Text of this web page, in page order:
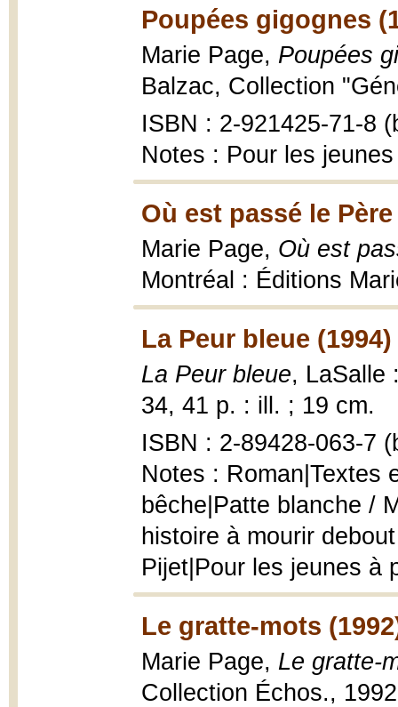
Poupées gigognes
Marie Page, Poupées
Balzac, Collection
ISBN : 2-921425-71-8
Notes : Pour les jeunes
Où est passé le
Marie Page, Où est
Montréal : Éditions
La Peur bleue (1994)
La Peur bleue, LaSalle
34, 41 p. : ill. ; 19 cm.
ISBN : 2-89428-063-7
Notes : Roman|Textes
bêche|Patte blanche /
histoire à mourir
Pijet|Pour les jeunes à
Le gratte-mots
Marie Page, Le gratte-
Collection Échos., 1992